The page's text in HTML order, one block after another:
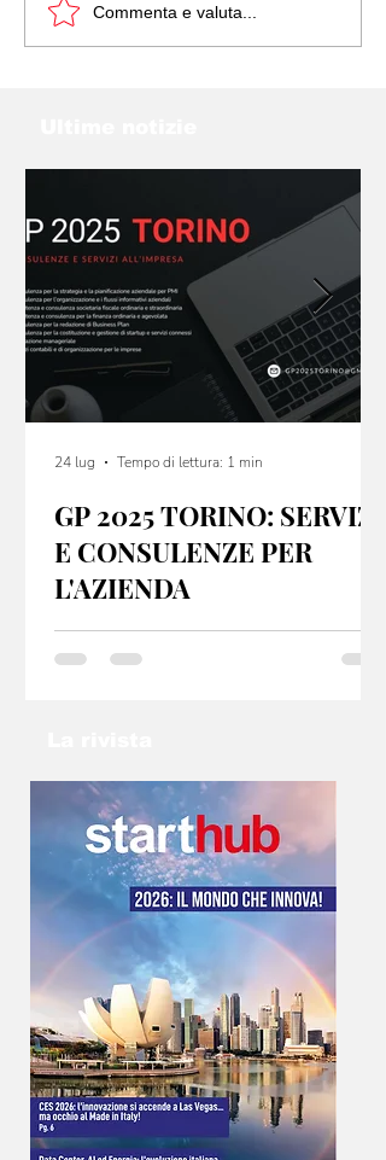
Commenta e valuta...
GP 2025 TORINO: SERVIZI
E CONSULENZE PER
L'AZIENDA
GP 2025 Torino offre servizi e consulenze per
startup e PMI, sia dal punto di vista fiscale che
24 lug Tempo di lettura: 1 min